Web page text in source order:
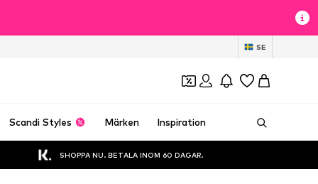
SE
Scandi Styles Märken Inspiration
SHOPPA NU. BETALA INOM 60 DAGAR.